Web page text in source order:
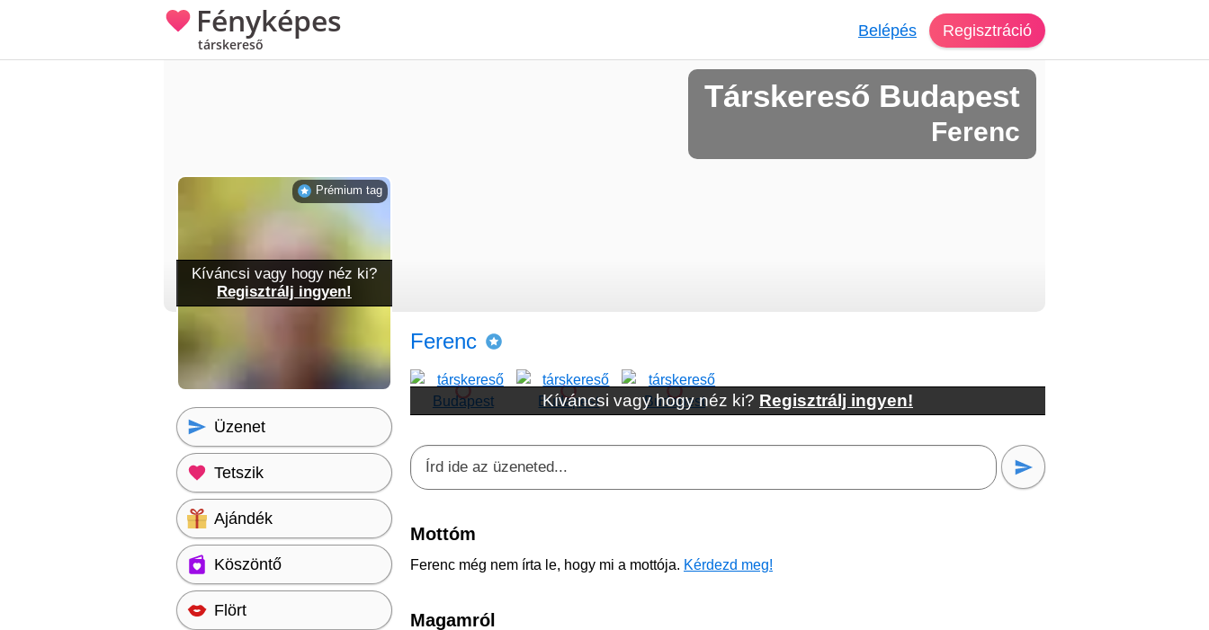
Fényképes
társkereső
Belépés Regisztráció
Társkereső Budapest
Ferenc
Ferenc
Kíváncsi vagy hogy néz ki? Regisztrálj ingyen!
Mottóm
Ferenc még nem írta le, hogy mi a mottója. Kérdezd meg!
Magamról
Kíváncsi vagy hogy néz ki?
Regisztrálj ingyen!
Prémium tag
Üzenet
Tetszik
Ajándék
Köszöntő
Flört